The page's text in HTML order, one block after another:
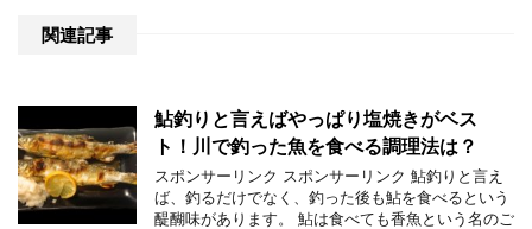
関連記事
鮎釣りと言えばやっぱり塩焼きがベス
ト！川で釣った魚を食べる調理法は？
スポンサーリンク スポンサーリンク 鮎釣りと言え
ば、釣るだけでなく、釣った後も鮎を食べるという
醍醐味があります。 鮎は食べても香魚という名のご